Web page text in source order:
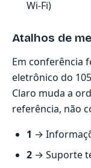
Wi-Fi)
Atalhos de
Em conferência
eletrônico do
Claro muda a
referência, não
1 →
2 → Suporte